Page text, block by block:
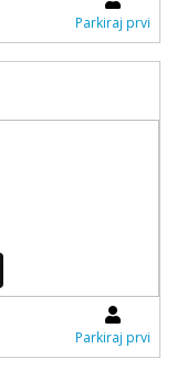
Parkiraj prvi
Parkiraj prvi